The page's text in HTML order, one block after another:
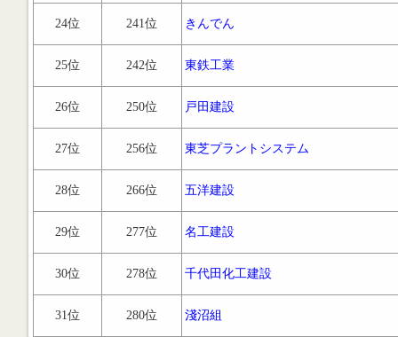
24位 241位 きんでん
25位 242位 東鉄工業
26位 250位 戸田建設
27位 256位 東芝プラントシステム
28位 266位 五洋建設
29位 277位 名工建設
30位 278位 千代田化工建設
31位 280位 淺沼組